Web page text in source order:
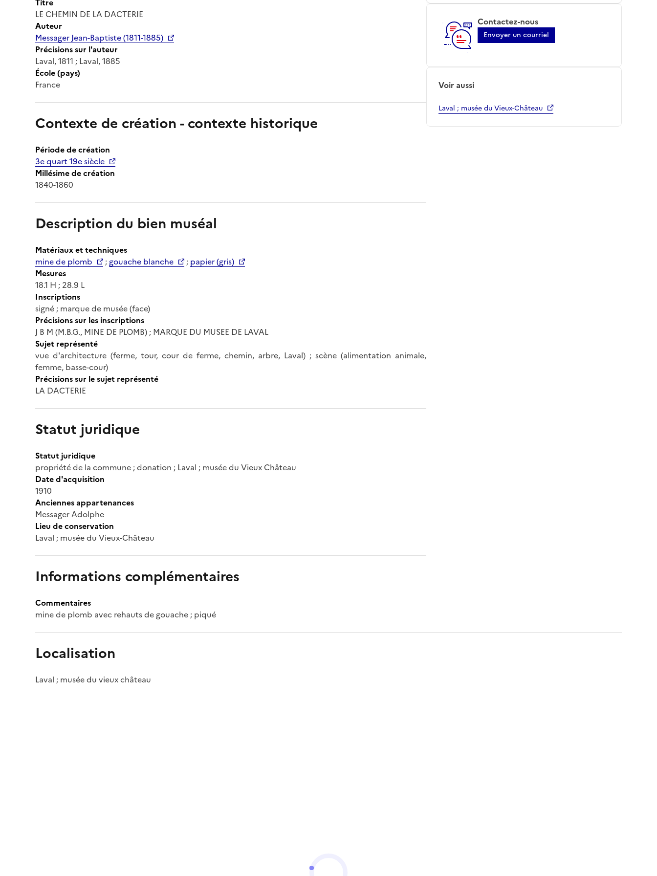
LE CHEMIN DE LA DACTERIE
Auteur
Messager Jean-Baptiste (1811-1885)
Précisions sur l'auteur
Laval, 1811 ; Laval, 1885
École (pays)
France
Contexte de création - contexte historique
Période de création
3e quart 19e siècle
Millésime de création
1840-1860
Description du bien muséal
Matériaux et techniques
mine de plomb
; gouache blanche ; papier (gris)
Mesures
18.1 H ; 28.9 L
Inscriptions
signé ; marque de musée (face)
Précisions sur les inscriptions
J B M (M.B.G., MINE DE PLOMB) ; MARQUE DU MUSEE DE LAVAL
Sujet représenté
vue d'architecture (ferme, tour, cour de ferme, chemin, arbre, Laval) ; scène (alimentation animale,
femme, basse-cour)
Précisions sur le sujet représenté
LA DACTERIE
Statut juridique
Statut juridique
propriété de la commune ; donation ; Laval ; musée du Vieux Château
Date d'acquisition
1910
Anciennes appartenances
Messager Adolphe
Lieu de conservation
Laval ; musée du Vieux-Château
Informations complémentaires
Commentaires
mine de plomb avec rehauts de gouache ; piqué
Contactez-nous
Envoyer un courriel
Voir aussi
Laval ; musée du Vieux-Château
Localisation
Laval ; musée du vieux château